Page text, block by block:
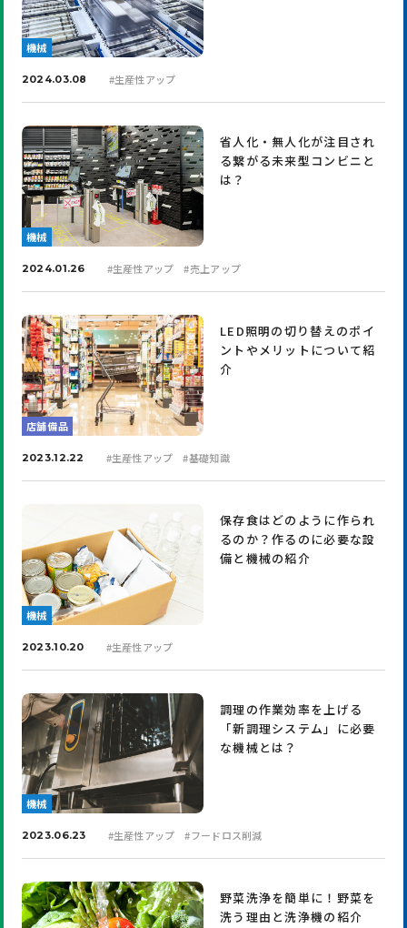
機械
2024.03.08 #生産性アップ
機械
省人化・無人化が注目され
る繋がる未来型コンビニと
は？
2024.01.26 #生産性アップ #売上アップ
店舗備品
LED照明の切り替えのポイ
ントやメリットについて紹
介
2023.12.22 #生産性アップ #基礎知識
機械
保存食はどのように作られ
るのか？作るのに必要な設
備と機械の紹介
2023.10.20 #生産性アップ
機械
調理の作業効率を上げる
「新調理システム」に必要
な機械とは？
2023.06.23 #生産性アップ #フードロス削減
野菜洗浄を簡単に！野菜を
洗う理由と洗浄機の紹介